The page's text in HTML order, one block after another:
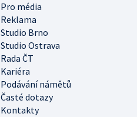
Pro média
Reklama
Studio Brno
Studio Ostrava
Rada ČT
Kariéra
Podávání námětů
Časté dotazy
Kontakty